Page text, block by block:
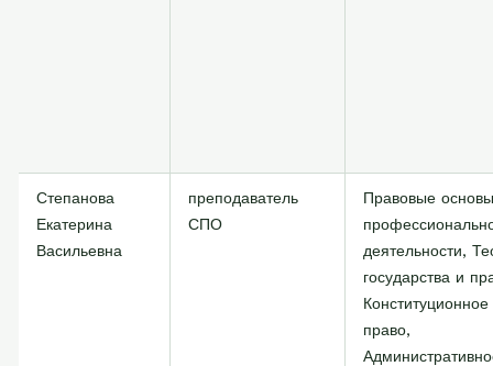
Степанова
Екатерина
Васильевна
преподаватель
СПО
Правовые основы
деятельности,
государства и
Конституционное
право,